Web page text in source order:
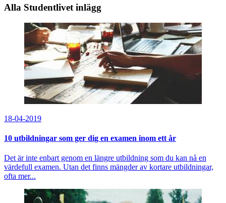
Alla Studentlivet inlägg
18-04-2019
10 utbildningar som ger dig en examen inom ett år
Det är inte enbart genom en längre utbildning som du kan nå en
värdefull examen. Utan det finns mängder av kortare utbildningar,
ofta mer...